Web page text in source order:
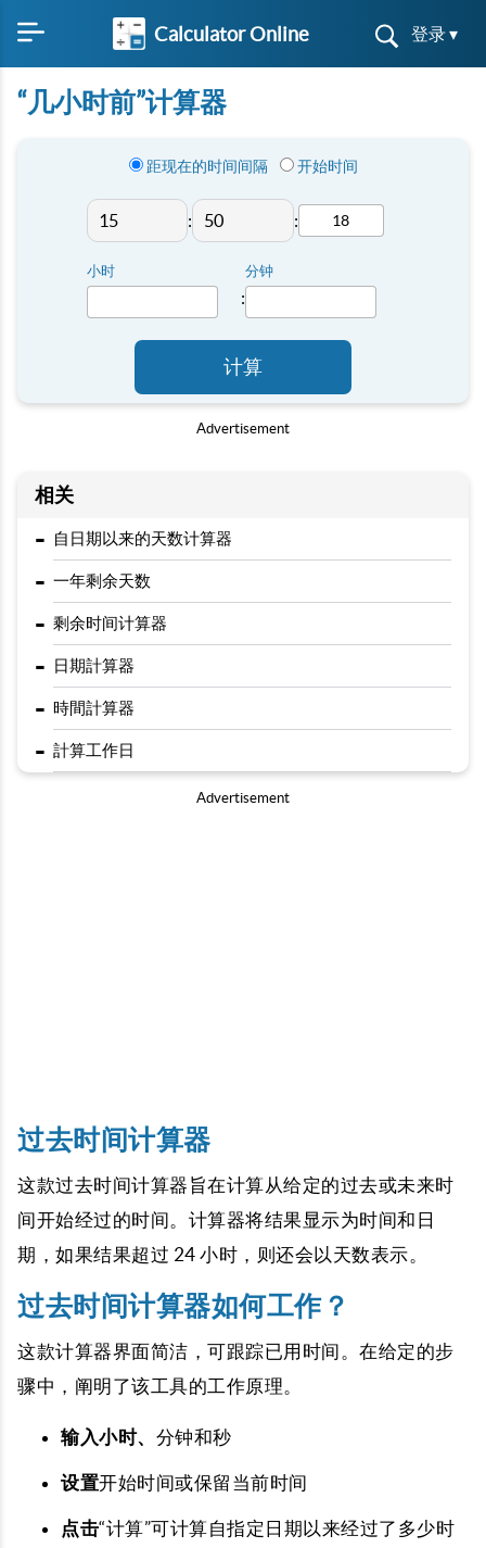
Calculator Online 登录 ▾
“几小时前”计算器
距现在的时间间隔 开始时间
: :
小时
:
分钟
计算
Advertisement
相关
- 自日期以来的天数计算器
- 一年剩余天数
- 剩余时间计算器
- 日期計算器
- 時間計算器
- 計算工作日
Advertisement
过去时间计算器
这款过去时间计算器旨在计算从给定的过去或未来时
间开始经过的时间。计算器将结果显示为时间和日
期，如果结果超过 24 小时，则还会以天数表示。
过去时间计算器如何工作？
这款计算器界面简洁，可跟踪已用时间。在给定的步
骤中，阐明了该工具的工作原理。
输入小时、 分钟和秒
设置开始时间或保留当前时间
点击“计算”可计算自指定日期以来经过了多少时